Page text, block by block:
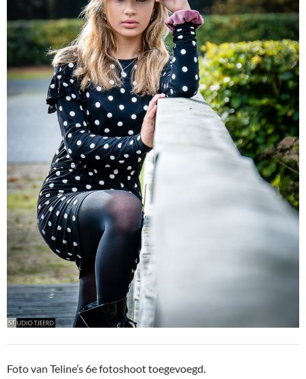
Foto van Teline’s 6e fotoshoot toegevoegd.